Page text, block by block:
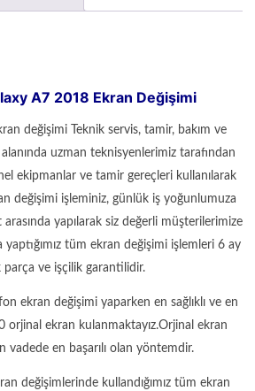
A7 2018 Ekran Değişimi
değişimi Teknik servis, tamir, bakım ve
uzman teknisyenlerimiz tarafından
ekipmanlar ve tamir gereçleri kullanılarak
değişimi işleminiz, günlük iş yoğunlumuza
yapılarak siz değerli müşterilerimize
yaptığımız tüm ekran değişimi işlemleri 6 ay
parça ve işçilik garantilidir.
ekran değişimi yaparken en sağlıklı ve en
ekran kulanmaktayız.Orjinal ekran
vadede en başarılı olan yöntemdir.
değişimlerinde kullandığımız tüm ekran